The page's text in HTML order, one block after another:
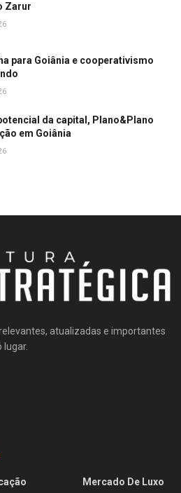
Zarur
para Goiânia e cooperativismo
da capital, Plano&Plano
em Goiânia
atualizadas e importantes
lugar.
Mercado De Luxo